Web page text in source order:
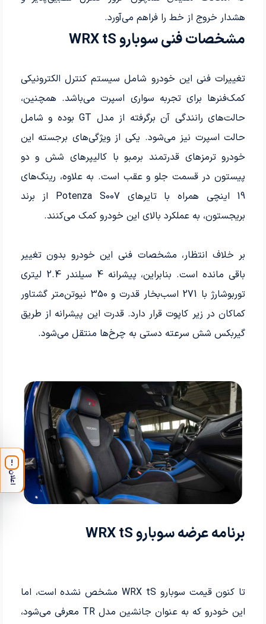
هشدار خروج از خط را فراهم می‌آورد.
مشخصات فنی سوبارو WRX tS
تغییرات فنی این خودرو شامل سیستم کنترل الکترونیکی
کمک‌فنرها برای تجربه سواری اسپرت می‌باشد. همچنین،
حالت‌های رانندگی آن برگرفته از مدل GT بوده و شامل
حالت اسپرت نیز می‌شود. یکی از ویژگی‌های برجسته این
خودرو ترمزهای قدرتمند برمبو با کالیپرهای شش و دو
پیستون در قسمت جلو و عقب است. به علاوه، رینگ‌های
19 اینچی همراه با تایرهای Potenza S007 از برند
بریجستون، به عملکرد بالای این خودرو کمک می‌کنند.
بر خلاف انتظار، مشخصات فنی این خودرو بدون تغییر
باقی مانده است. بنابراین، پیشرانه 4 سیلندر 2.4 لیتری
توربوشارژ با 271 اسب‌بخار قدرت و 350 نیوتن‌متر گشتاور
کماکان در زیر کاپوت قرار دارد. قدرت این پیشرانه از طریق
گیربکس شش سرعته دستی به چرخ‌ها منتقل می‌شود.
برنامه عرضه سوبارو WRX tS
تا کنون قیمت سوبارو WRX tS مشخص نشده است، اما
این خودرو که به عنوان جانشین مدل TR معرفی می‌شود،
!
اعلان